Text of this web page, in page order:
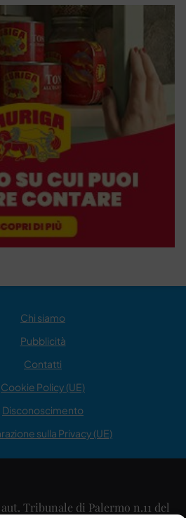
Chi siamo
Pubblicità
Contatti
Cookie Policy (UE)
Disconoscimento
sulla Privacy (UE)
Tribunale di Palermo n.11 del